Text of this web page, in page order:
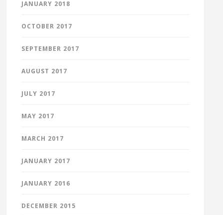
JANUARY 2018
OCTOBER 2017
SEPTEMBER 2017
AUGUST 2017
JULY 2017
MAY 2017
MARCH 2017
JANUARY 2017
JANUARY 2016
DECEMBER 2015